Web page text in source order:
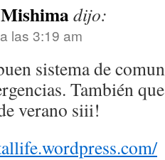
dijo:
las 3:19 am
sistema de
También
verano siii!